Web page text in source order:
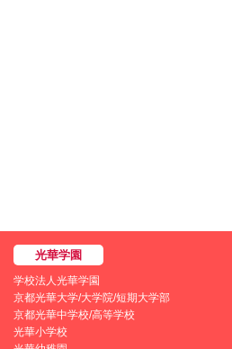
学校法人光華学園
京都光華大学/大学院/短期大学部
京都光華中学校/高等学校
光華小学校